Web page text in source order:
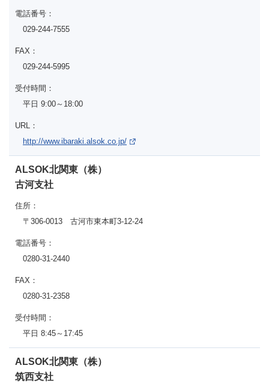
電話番号：
029-244-7555
FAX：
029-244-5995
受付時間：
平日 9:00～18:00
URL：
http://www.ibaraki.alsok.co.jp/
ALSOK北関東（株）
古河支社
住所：
〒306-0013 古河市東本町3-12-24
電話番号：
0280-31-2440
FAX：
0280-31-2358
受付時間：
平日 8:45～17:45
ALSOK北関東（株）
筑西支社